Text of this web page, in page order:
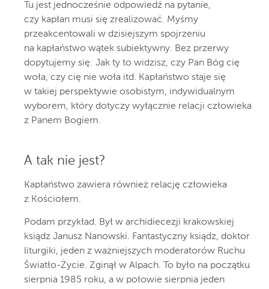
Tu jest jednocześnie odpowiedź na pytanie,
czy kapłan musi się zrealizować. Myśmy
przeakcentowali w dzisiejszym spojrzeniu
na kapłaństwo wątek subiektywny. Bez przerwy
dopytujemy się: Jak ty to widzisz, czy Pan Bóg cię
woła, czy cię nie woła itd. Kapłaństwo staje się
w takiej perspektywie osobistym, indywidualnym
wyborem, który dotyczy wyłącznie relacji człowieka
z Panem Bogiem.
A tak nie jest?
Kapłaństwo zawiera również relację człowieka
z Kościołem.
Podam przykład. Był w archidiecezji krakowskiej
ksiądz Janusz Nanowski. Fantastyczny ksiądz, doktor
liturgiki, jeden z ważniejszych moderatorów Ruchu
Światło-Życie. Zginął w Alpach. To było na początku
sierpnia 1985 roku, a w połowie sierpnia jeden